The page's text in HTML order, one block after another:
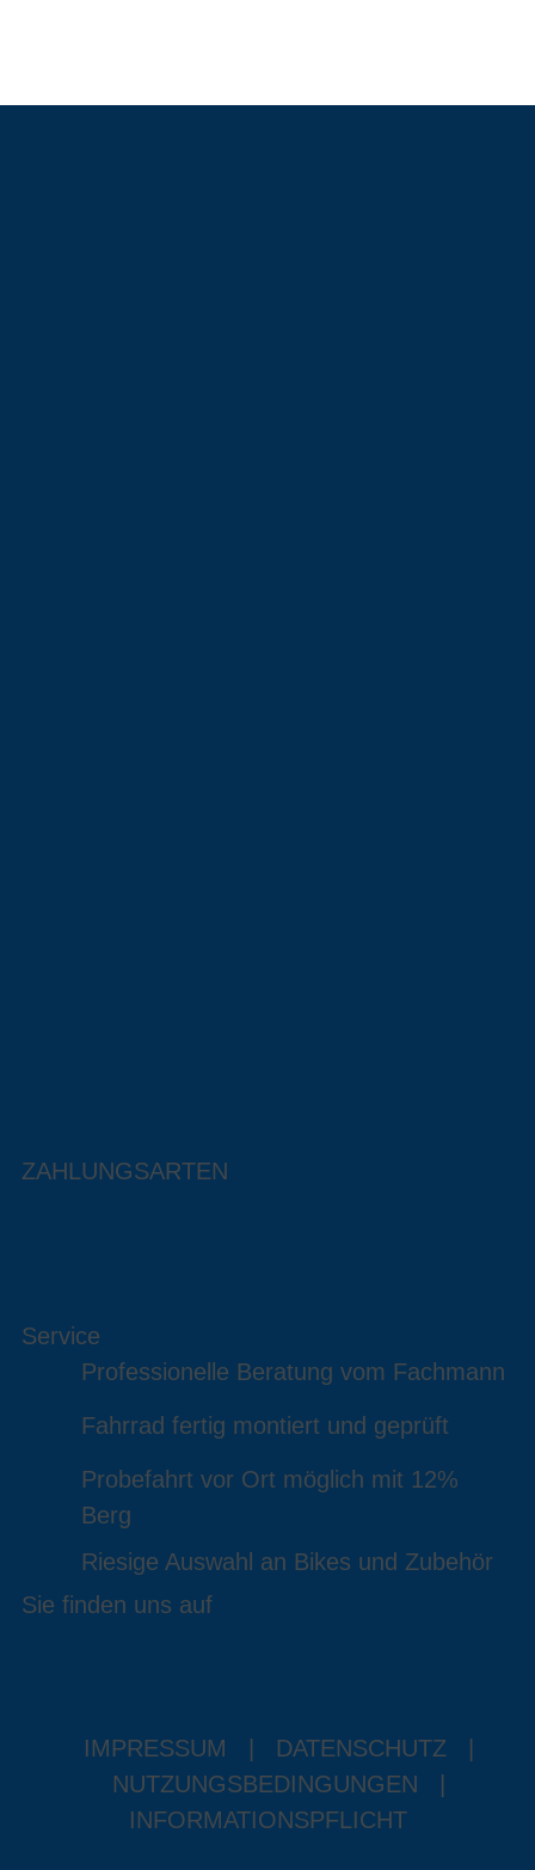
ZAHLUNGSARTEN
Service
Professionelle Beratung vom Fachmann
Fahrrad fertig montiert und geprüft
Probefahrt vor Ort möglich mit 12%
Berg
Riesige Auswahl an Bikes und Zubehör
Sie finden uns auf
IMPRESSUM DATENSCHUTZ
NUTZUNGSBEDINGUNGEN
INFORMATIONSPFLICHT